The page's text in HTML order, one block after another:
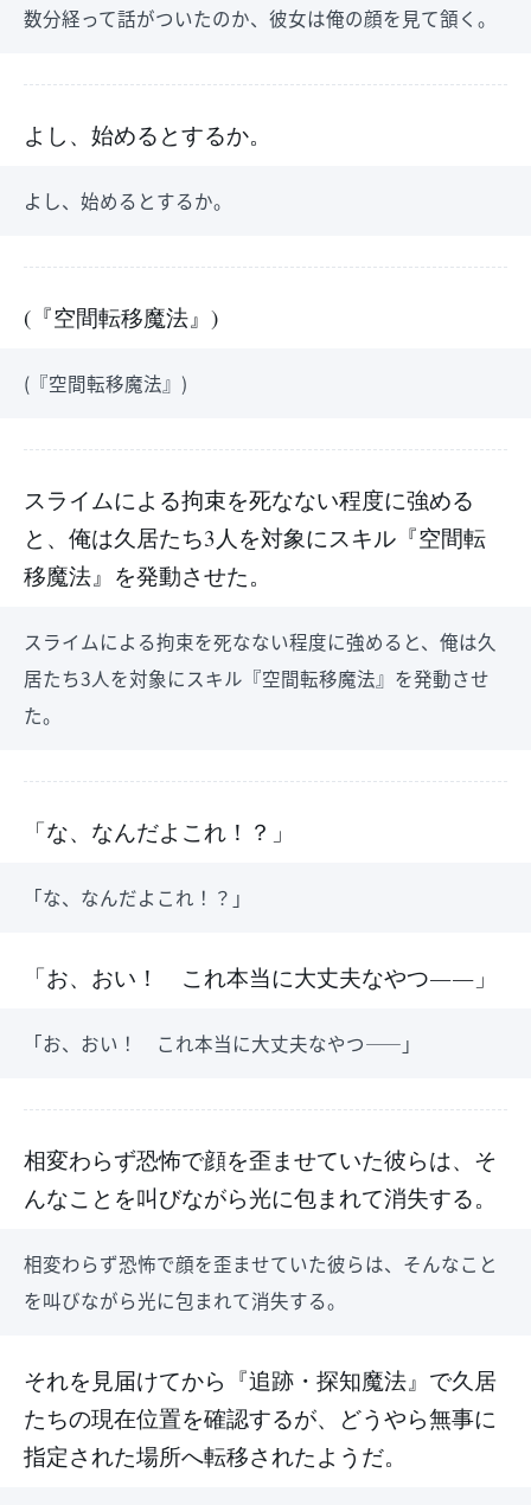
数分経って話がついたのか、彼女は俺の顔を見て頷く。
よし、始めるとするか。
よし、始めるとするか。
(『空間転移魔法』)
(『空間転移魔法』)
スライムによる拘束を死なない程度に強める
と、俺は久居たち3人を対象にスキル『空間転
移魔法』を発動させた。
スライムによる拘束を死なない程度に強めると、俺は久
居たち3人を対象にスキル『空間転移魔法』を発動させ
た。
「な、なんだよこれ！？」
「な、なんだよこれ！？」
「お、おい！ これ本当に大丈夫なやつ――」
「お、おい！ これ本当に大丈夫なやつ――」
相変わらず恐怖で顔を歪ませていた彼らは、そ
んなことを叫びながら光に包まれて消失する。
相変わらず恐怖で顔を歪ませていた彼らは、そんなこと
を叫びながら光に包まれて消失する。
それを見届けてから『追跡・探知魔法』で久居
たちの現在位置を確認するが、どうやら無事に
指定された場所へ転移されたようだ。